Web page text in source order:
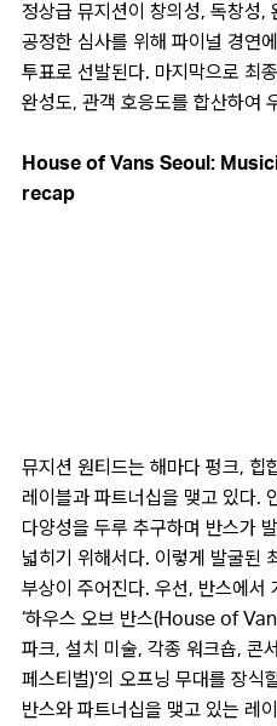
정상급 뮤지션이 창의성, 독창성,
공정한 심사를 위해 파이널 경연
투표로 선발된다. 마지막으로 최
완성도, 관객 호응도를 합산하여
House of Vans Seoul:
recap
뮤지션 원티드는 해마다 펑크, 힙
레이블과 파트너십을 맺고 있다.
다양성을 두루 추구하며 반스가
넓히기 위해서다. 이렇게 발굴된
부상이 주어진다. 우선, 반스에서
‘하우스 오브 반스(House of
파크, 설치 미술, 각종 워크숍, 콘
페스티벌)’의 오프닝 무대를 장식
반스와 파트너십을 맺고 있는 레